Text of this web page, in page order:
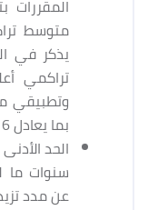
يذكر في
تراكمي
وتطبيقي
بما يعادل 6 ساعات معتمدة.
الحد
سنوات ما
عن مدد